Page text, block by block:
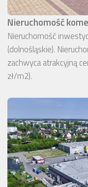
Nieruchomość
Nieruchomość
(dolnośląskie).
zachwyca atrakcyjną
zł/m2).